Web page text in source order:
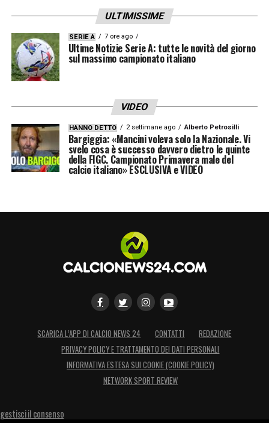
elemento (piaceCuadrado). Lo spagnolo
resterebbe volentieri in rossonero ma solo a
determinate condizioni.Tottenhame Roma
sono alla finestra.
LA PLAYLIST DELLE NOSTRE TOP NEWS
ULTIMISSIME
SERIE A 7 ore ago
Ultime Notizie Serie A: tutte le novità del giorno
sul massimo campionato italiano
VIDEO
HANNO DETTO 2 settimane ago Alberto Petrosilli
Bargiggia: «Mancini voleva solo la Nazionale. Vi
svelo cosa è successo davvero dietro le quinte
della FIGC. Campionato Primavera male del
calcio italiano» ESCLUSIVA e VIDEO
SCARICA L’APP DI CALCIO NEWS 24 CONTATTI
REDAZIONE
PRIVACY POLICY E TRATTAMENTO DEI DATI PERSONALI
INFORMATIVA ESTESA SUI COOKIE (COOKIE POLICY)
NETWORK SPORT REVIEW
gestisci il consenso